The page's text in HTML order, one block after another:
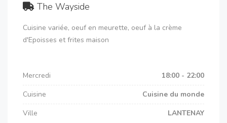
The Wayside
Cuisine variée, oeuf en meurette, oeuf à la crème
d'Epoisses et frites maison
Mercredi
18:00 - 22:00
Cuisine
Cuisine du monde
Ville
LANTENAY